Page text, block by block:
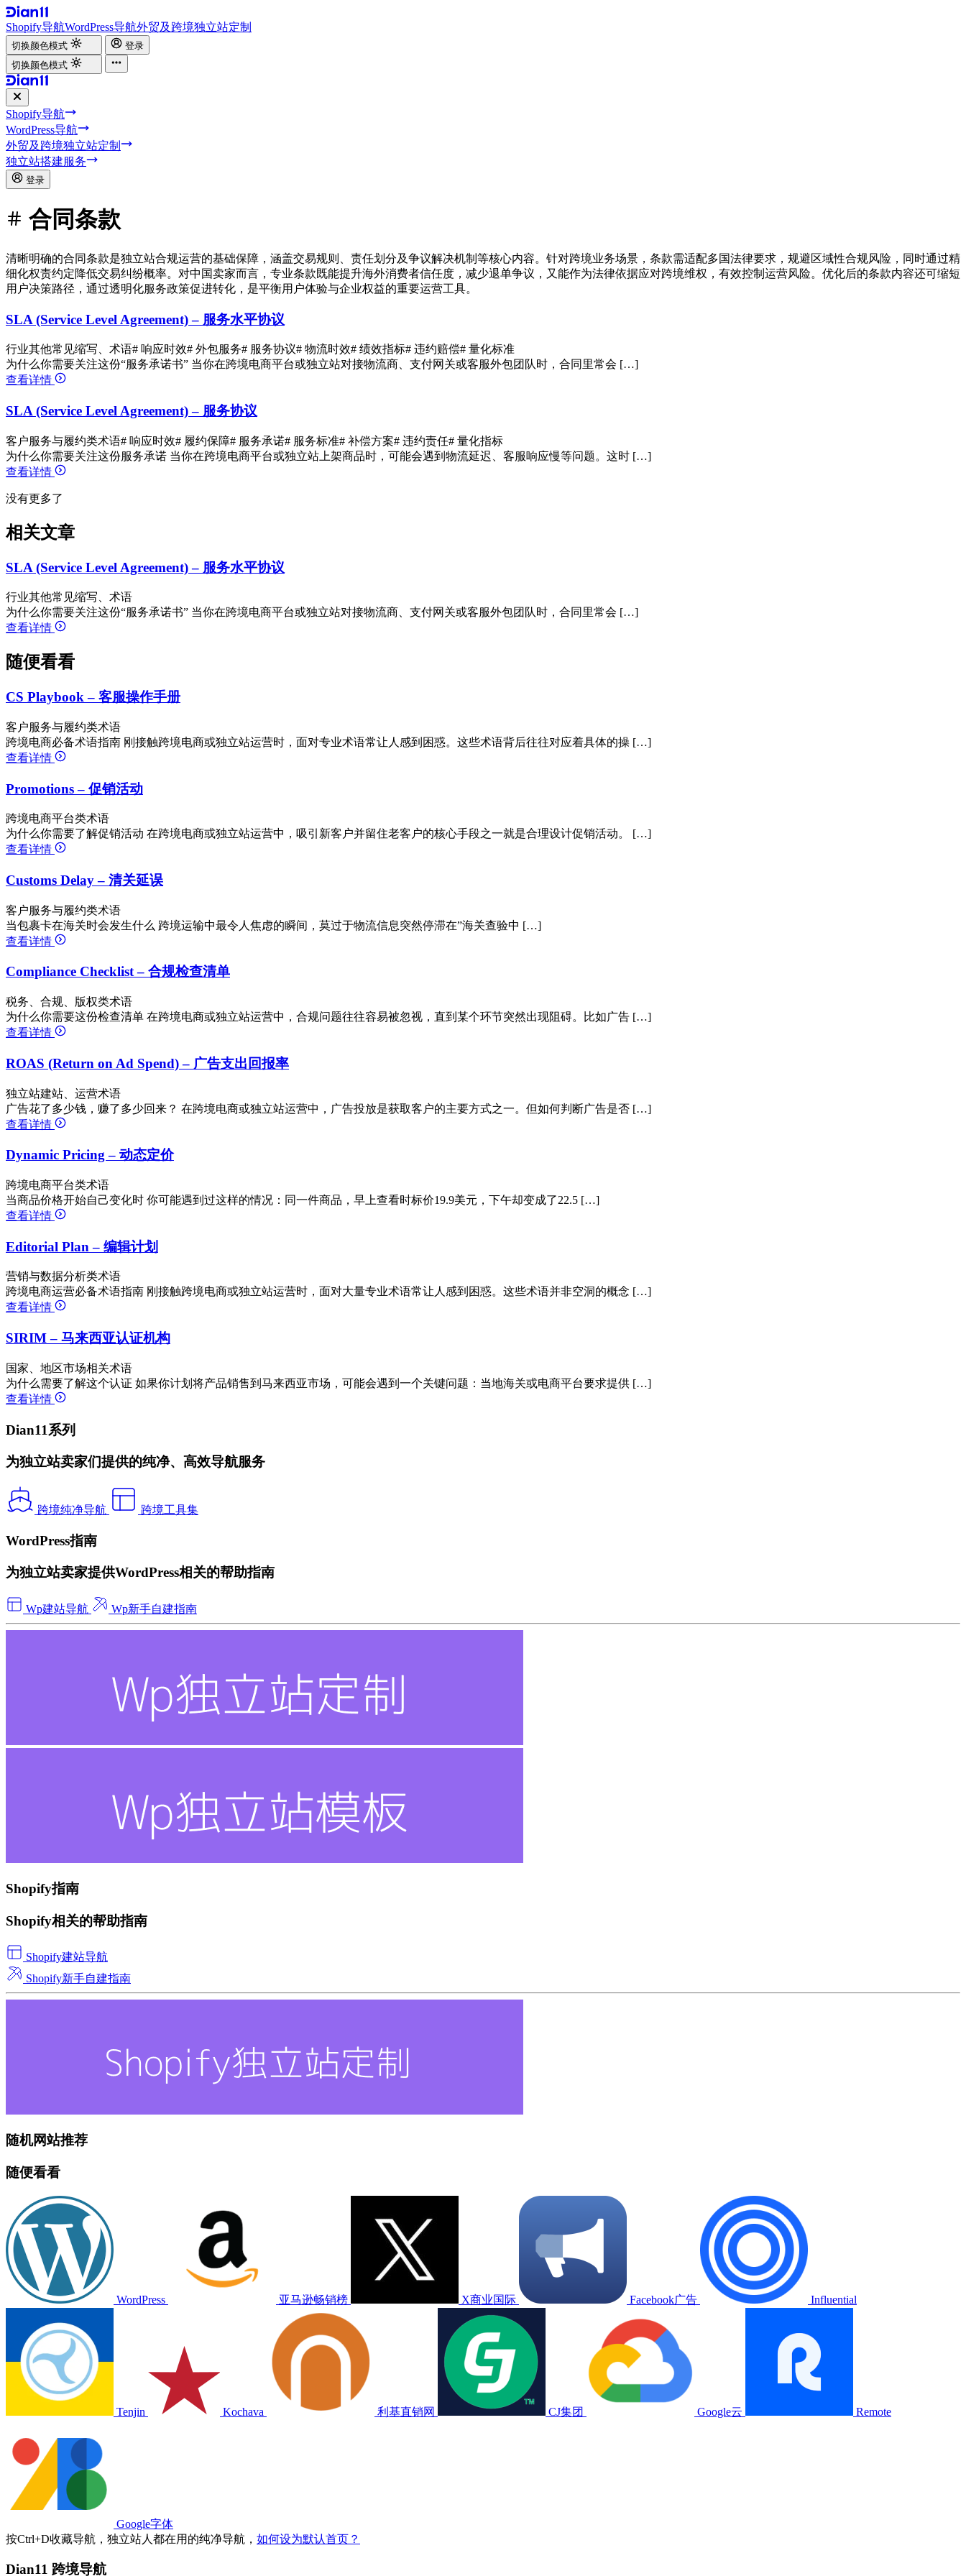
Shopify导航WordPress导航外贸及跨境独立站定制
切换颜色模式
登录
切换颜色模式
Shopify导航
WordPress导航
外贸及跨境独立站定制
独立站搭建服务
登录
合同条款
清晰明确的合同条款是独立站合规运营的基础保障，涵盖交易规则、责任划分及争议解决机制等核心内容。针对跨境业务场景，条款需适配多国法律要求，规避区域性合规风险，同时通过精
细化权责约定降低交易纠纷概率。对中国卖家而言，专业条款既能提升海外消费者信任度，减少退单争议，又能作为法律依据应对跨境维权，有效控制运营风险。优化后的条款内容还可缩短
用户决策路径，通过透明化服务政策促进转化，是平衡用户体验与企业权益的重要运营工具。
SLA (Service Level Agreement) – 服务水平协议
行业其他常见缩写、术语# 响应时效# 外包服务# 服务协议# 物流时效# 绩效指标# 违约赔偿# 量化标准
为什么你需要关注这份“服务承诺书” 当你在跨境电商平台或独立站对接物流商、支付网关或客服外包团队时，合同里常会 […]
查看详情
SLA (Service Level Agreement) – 服务协议
客户服务与履约类术语# 响应时效# 履约保障# 服务承诺# 服务标准# 补偿方案# 违约责任# 量化指标
为什么你需要关注这份服务承诺 当你在跨境电商平台或独立站上架商品时，可能会遇到物流延迟、客服响应慢等问题。这时 […]
查看详情
没有更多了
相关文章
SLA (Service Level Agreement) – 服务水平协议
行业其他常见缩写、术语
为什么你需要关注这份“服务承诺书” 当你在跨境电商平台或独立站对接物流商、支付网关或客服外包团队时，合同里常会 […]
查看详情
随便看看
CS Playbook – 客服操作手册
客户服务与履约类术语
跨境电商必备术语指南 刚接触跨境电商或独立站运营时，面对专业术语常让人感到困惑。这些术语背后往往对应着具体的操 […]
查看详情
Promotions – 促销活动
跨境电商平台类术语
为什么你需要了解促销活动 在跨境电商或独立站运营中，吸引新客户并留住老客户的核心手段之一就是合理设计促销活动。 […]
查看详情
Customs Delay – 清关延误
客户服务与履约类术语
当包裹卡在海关时会发生什么 跨境运输中最令人焦虑的瞬间，莫过于物流信息突然停滞在”海关查验中 […]
查看详情
Compliance Checklist – 合规检查清单
税务、合规、版权类术语
为什么你需要这份检查清单 在跨境电商或独立站运营中，合规问题往往容易被忽视，直到某个环节突然出现阻碍。比如广告 […]
查看详情
ROAS (Return on Ad Spend) – 广告支出回报率
独立站建站、运营术语
广告花了多少钱，赚了多少回来？ 在跨境电商或独立站运营中，广告投放是获取客户的主要方式之一。但如何判断广告是否 […]
查看详情
Dynamic Pricing – 动态定价
跨境电商平台类术语
当商品价格开始自己变化时 你可能遇到过这样的情况：同一件商品，早上查看时标价19.9美元，下午却变成了22.5 […]
查看详情
Editorial Plan – 编辑计划
营销与数据分析类术语
跨境电商运营必备术语指南 刚接触跨境电商或独立站运营时，面对大量专业术语常让人感到困惑。这些术语并非空洞的概念 […]
查看详情
SIRIM – 马来西亚认证机构
国家、地区市场相关术语
为什么需要了解这个认证 如果你计划将产品销售到马来西亚市场，可能会遇到一个关键问题：当地海关或电商平台要求提供 […]
查看详情
Dian11系列
为独立站卖家们提供的纯净、高效导航服务
跨境纯净导航 跨境工具集
WordPress指南
为独立站卖家提供WordPress相关的帮助指南
Wp建站导航 Wp新手自建指南
Shopify指南
Shopify相关的帮助指南
Shopify建站导航
Shopify新手自建指南
随机网站推荐
随便看看
WordPress 亚马逊畅销榜 X商业国际 Facebook广告 Influential
Tenjin Kochava 利基直销网 CJ集团 Google云 Remote
Google字体
按Ctrl+D收藏导航，独立站人都在用的纯净导航， 如何设为默认首页？
Dian11 跨境导航